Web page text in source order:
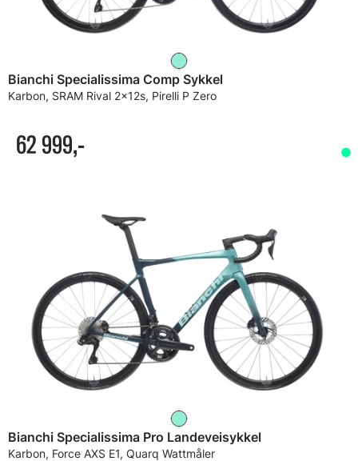
Bianchi Specialissima Comp Sykkel
Karbon, SRAM Rival 2x12s, Pirelli P Zero
62 999,-
Bianchi Specialissima Pro Landeveisykkel
Karbon, Force AXS E1, Quarq Wattmåler